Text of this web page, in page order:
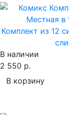
Комплект из 12
В наличии
2 550 р.
В корзину